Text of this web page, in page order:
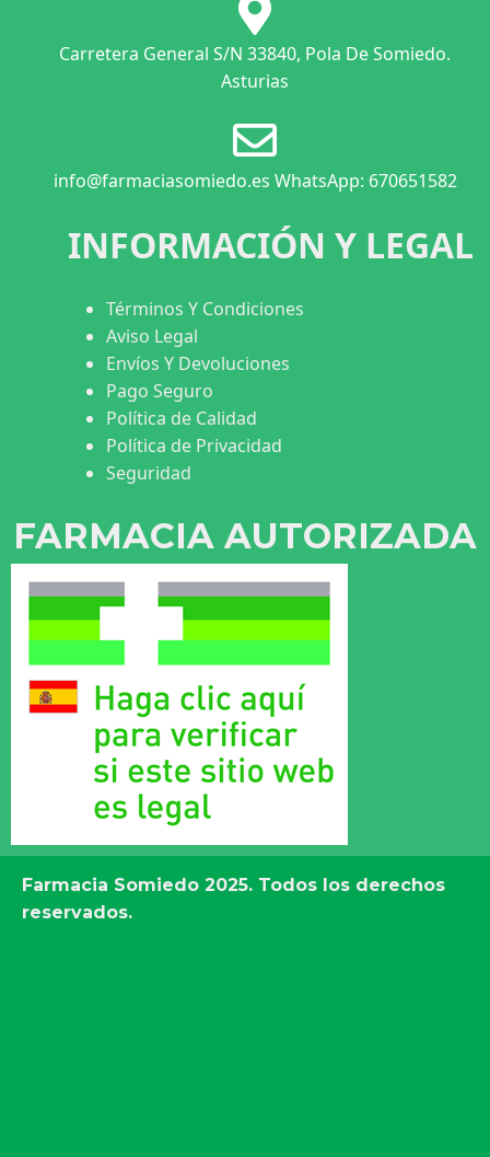
Carretera General S/N 33840, Pola De Somiedo.
Asturias
info@farmaciasomiedo.es WhatsApp: 670651582
INFORMACIÓN Y LEGAL
Términos Y Condiciones
Aviso Legal
Envíos Y Devoluciones
Pago Seguro
Política de Calidad
Política de Privacidad
Seguridad
FARMACIA AUTORIZADA
Farmacia Somiedo 2025. Todos los derechos
reservados.